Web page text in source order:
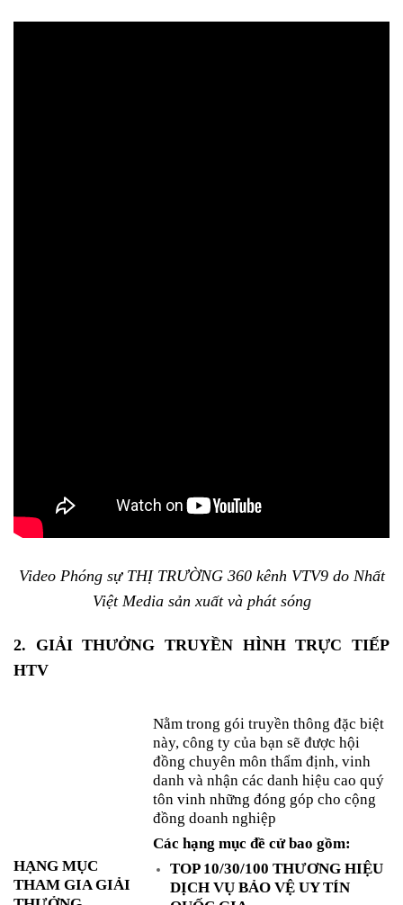
Video Phóng sự THỊ TRƯỜNG 360 kênh VTV9 do Nhất
Việt Media sản xuất và phát sóng
2. GIẢI THƯỞNG TRUYỀN HÌNH TRỰC TIẾP
HTV
HẠNG MỤC
THAM GIA GIẢI
Nằm trong gói truyền thông đặc biệt
này, công ty của bạn sẽ được hội
đồng chuyên môn thẩm định, vinh
danh và nhận các danh hiệu cao quý
tôn vinh những đóng góp cho cộng
đồng doanh nghiệp
Các hạng mục đề cử bao gồm:
TOP 10/30/100 THƯƠNG HIỆU
DỊCH VỤ BẢO VỆ UY TÍN